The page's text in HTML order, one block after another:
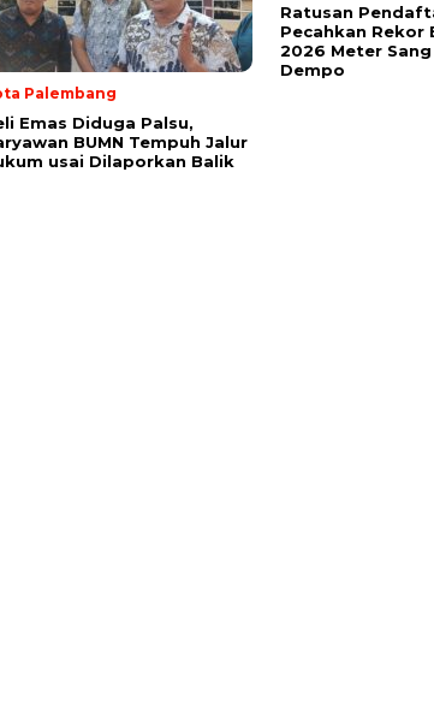
Palembang
Emas Diduga Palsu,
BUMN Tempuh Jalur
usai Dilaporkan Balik
Ratusan
Pecahkan Rekor
2026 Meter
Dempo